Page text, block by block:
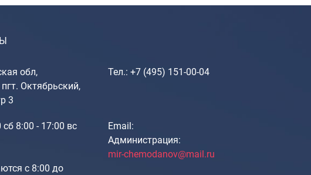
ЧЕХЛЫ ДЛЯ ЧЕМОДАНОВ
Новинки
обл,
Октябрьский,
3
Тел.: +7 (495) 151-00-04
сб 8:00 - 17:00 вс
с 8:00 до
Email:
Администрация:
mir-chemodanov@mail.ru